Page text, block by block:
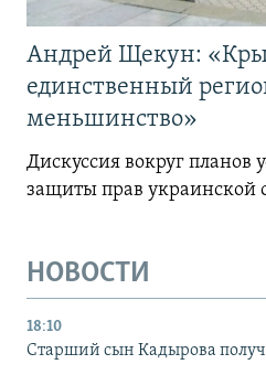
Андрей Щекун:
единственный
меньшинство»
Дискуссия вокруг планов
защиты прав
НОВОСТИ
18:10
Старший сын Кадырова